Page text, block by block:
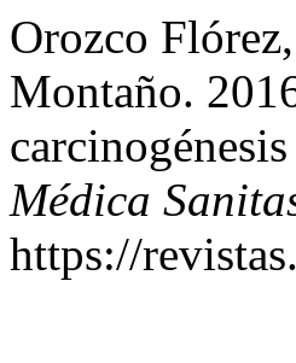
Orozco
Montaño.
Médica
https://